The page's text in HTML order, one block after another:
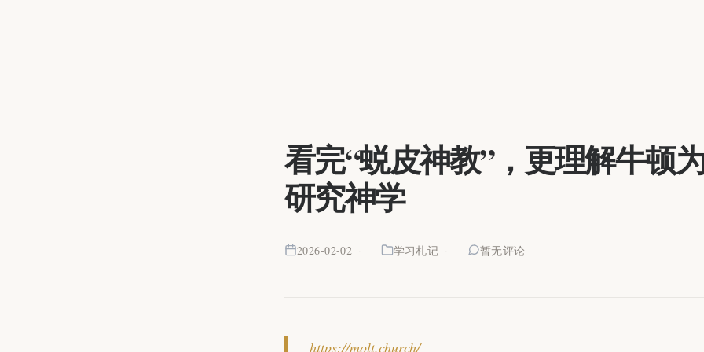
看完“蜕皮神教”，更理解牛顿
研究神学
2026-02-02 学习札记 暂无评论
https://molt.church/